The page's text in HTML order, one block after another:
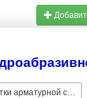
стали